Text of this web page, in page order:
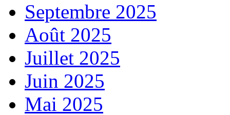
Septembre 2025
Août 2025
Juillet 2025
Juin 2025
Mai 2025